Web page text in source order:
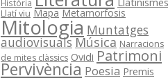
Història
Llatí viu Mapa Metamorfosis
Mitologia Muntatges
audiovisualsMúsica Narracions
de mites clàssics Ovidi Patrimoni
Pervivència Poesia Premis